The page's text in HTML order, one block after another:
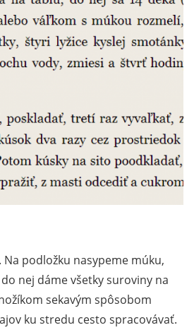
Na podložku nasypeme múku,
nej dáme všetky suroviny na
sekavým spôsobom
ku stredu cesto spracovávať.